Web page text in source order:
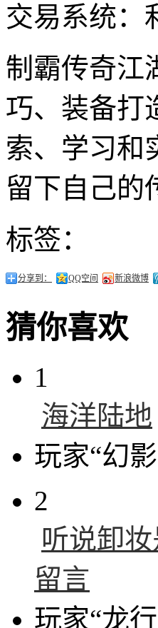
交易系统：
制霸传奇江
巧、装备打
索、学习和
留下自己的
标签：
分享到： QQ空间 新浪微博
猜你喜欢
1
海洋陆地
玩家“幻影
2
听说卸
留言
玩家“龙行